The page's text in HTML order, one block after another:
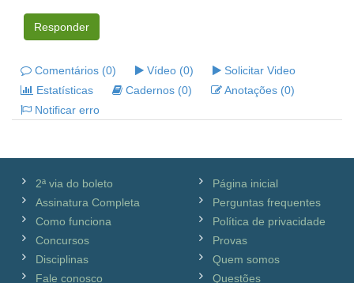
Responder
Comentários (0) Vídeo (0)
Solicitar Video
Estatísticas
Cadernos (0)
Anotações (0)
Notificar erro
2ª via do boleto
Assinatura Completa
Como funciona
Concursos
Disciplinas
Fale conosco
Página inicial
Perguntas frequentes
Política de privacidade
Provas
Quem somos
Questões